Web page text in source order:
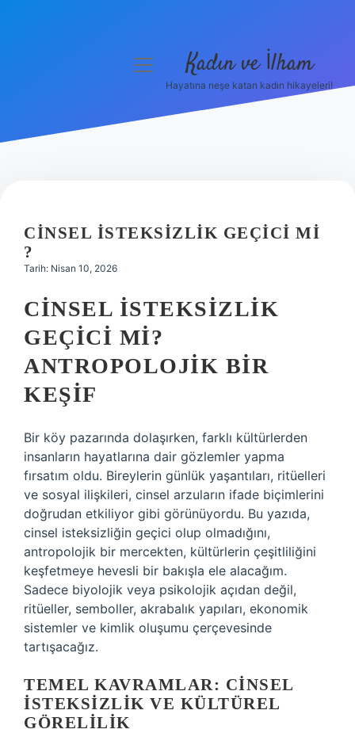
Hakkımızda
menüyü
Kadın ve İlham
Hayatına neşe katan kadın hikayeleri!
CINSEL ISTEKSIZLIK GEÇICI MI
?
Tarih: Nisan 10, 2026
CINSEL İSTEKSIZLIK
GEÇICI MI?
ANTROPOLOJIK BIR
KEŞIF
Bir köy pazarında dolaşırken, farklı kültürlerden
insanların hayatlarına dair gözlemler yapma
fırsatım oldu. Bireylerin günlük yaşantıları, ritüelleri
ve sosyal ilişkileri, cinsel arzuların ifade biçimlerini
doğrudan etkiliyor gibi görünüyordu. Bu yazıda,
cinsel isteksizliğin geçici olup olmadığını,
antropolojik bir mercekten, kültürlerin çeşitliliğini
keşfetmeye hevesli bir bakışla ele alacağım.
Sadece biyolojik veya psikolojik açıdan değil,
ritüeller, semboller, akrabalık yapıları, ekonomik
sistemler ve kimlik oluşumu çerçevesinde
tartışacağız.
TEMEL KAVRAMLAR: CINSEL
İSTEKSIZLIK VE KÜLTÜREL
GÖRELILIK